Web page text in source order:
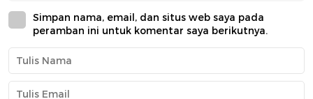
Simpan nama, email, dan situs web saya pada
peramban ini untuk komentar saya berikutnya.